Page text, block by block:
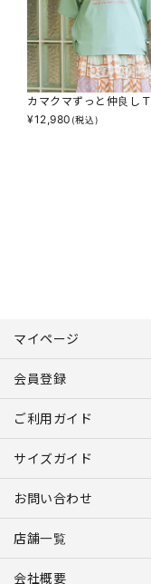
カマクマずっと仲良しＴ
¥12,980 (税込)
マイページ
会員登録
ご利用ガイド
サイズガイド
お問い合わせ
店舗一覧
会社概要